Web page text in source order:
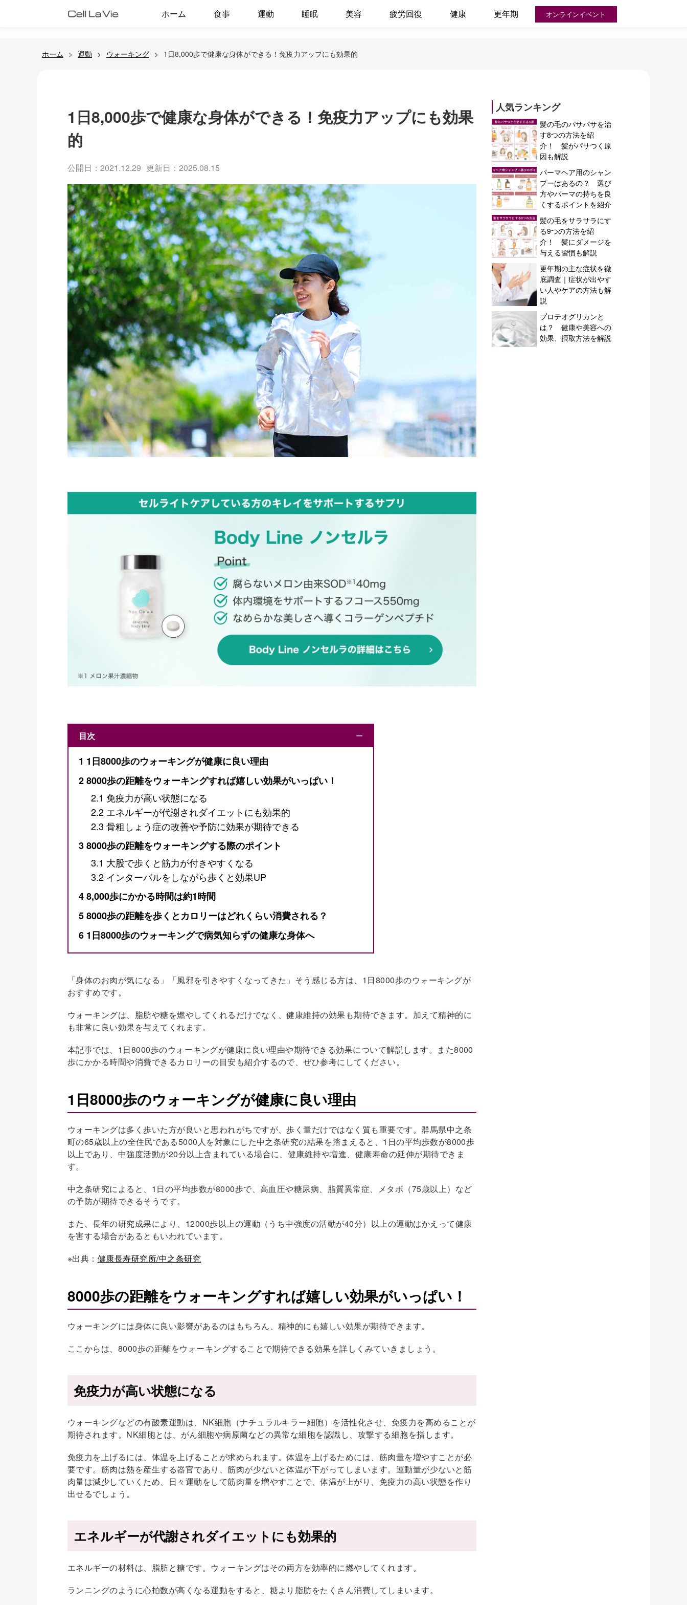
ホーム 食事 運動 睡眠 美容 疲労回復 健康 更年期 オンラインイベント
ホーム 運動 ウォーキング 1日8,000歩で健康な身体ができる！免疫力アップにも効果的
1日8,000歩で健康な身体ができる！免疫力アップにも効果
的
公開日：2021.12.29 更新日：2025.08.15
目次 ー
1 1日8000歩のウォーキングが健康に良い理由
28000歩の距離をウォーキングすれば嬉しい効果がいっぱい！
2.1 免疫力が高い状態になる
2.2 エネルギーが代謝されダイエットにも効果的
2.3 骨粗しょう症の改善や予防に効果が期待できる
38000歩の距離をウォーキングする際のポイント
3.1 大股で歩くと筋力が付きやすくなる
3.2 インターバルをしながら歩くと効果UP
48,000歩にかかる時間は約1時間
58000歩の距離を歩くとカロリーはどれくらい消費される？
6 1日8000歩のウォーキングで病気知らずの健康な身体へ
「身体のお肉が気になる」「風邪を引きやすくなってきた」そう感じる方は、1日8000歩のウォーキングが
おすすめです。
ウォーキングは、脂肪や糖を燃やしてくれるだけでなく、健康維持の効果も期待できます。加えて精神的に
も非常に良い効果を与えてくれます。
本記事では、1日8000歩のウォーキングが健康に良い理由や期待できる効果について解説します。また8000
歩にかかる時間や消費できるカロリーの目安も紹介するので、ぜひ参考にしてください。
1日8000歩のウォーキングが健康に良い理由
ウォーキングは多く歩いた方が良いと思われがちですが、歩く量だけではなく質も重要です。群馬県中之条
町の65歳以上の全住民である5000人を対象にした中之条研究の結果を踏まえると、1日の平均歩数が8000歩
以上であり、中強度活動が20分以上含まれている場合に、健康維持や増進、健康寿命の延伸が期待できま
す。
中之条研究によると、1日の平均歩数が8000歩で、高血圧や糖尿病、脂質異常症、メタボ（75歳以上）など
の予防が期待できるそうです。
また、長年の研究成果により、12000歩以上の運動（うち中強度の活動が40分）以上の運動はかえって健康
を害する場合があるともいわれています。
※出典： 健康長寿研究所/中之条研究
8000歩の距離をウォーキングすれば嬉しい効果がいっぱい！
ウォーキングには身体に良い影響があるのはもちろん、精神的にも嬉しい効果が期待できます。
ここからは、8000歩の距離をウォーキングすることで期待できる効果を詳しくみていきましょう。
免疫力が高い状態になる
ウォーキングなどの有酸素運動は、NK細胞（ナチュラルキラー細胞）を活性化させ、免疫力を高めることが
期待されます。NK細胞とは、がん細胞や病原菌などの異常な細胞を認識し、攻撃する細胞を指します。
免疫力を上げるには、体温を上げることが求められます。体温を上げるためには、筋肉量を増やすことが必
要です。筋肉は熱を産生する器官であり、筋肉が少ないと体温が下がってしまいます。運動量が少ないと筋
肉量は減少していくため、日々運動をして筋肉量を増やすことで、体温が上がり、免疫力の高い状態を作り
出せるでしょう。
エネルギーが代謝されダイエットにも効果的
エネルギーの材料は、脂肪と糖です。ウォーキングはその両方を効率的に燃やしてくれます。
ランニングのように心拍数が高くなる運動をすると、糖より脂肪をたくさん消費してしまいます。
人気ランキング
髪の毛のパサパサを治
す8つの方法を紹
介！ 髪がパサつく原
因も解説
パーマヘア用のシャン
プーはあるの？ 選び
方やパーマの持ちを良
くするポイントを紹介
髪の毛をサラサラにす
る9つの方法を紹
介！ 髪にダメージを
与える習慣も解説
更年期の主な症状を徹
底調査｜症状が出やす
い人やケアの方法も解
説
プロテオグリカンと
は？ 健康や美容への
効果、摂取方法を解説